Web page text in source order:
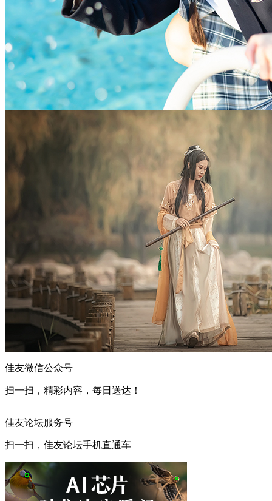
佳友微信公众号
扫一扫，精彩内容，每日送达！
佳友论坛服务号
扫一扫，佳友论坛手机直通车